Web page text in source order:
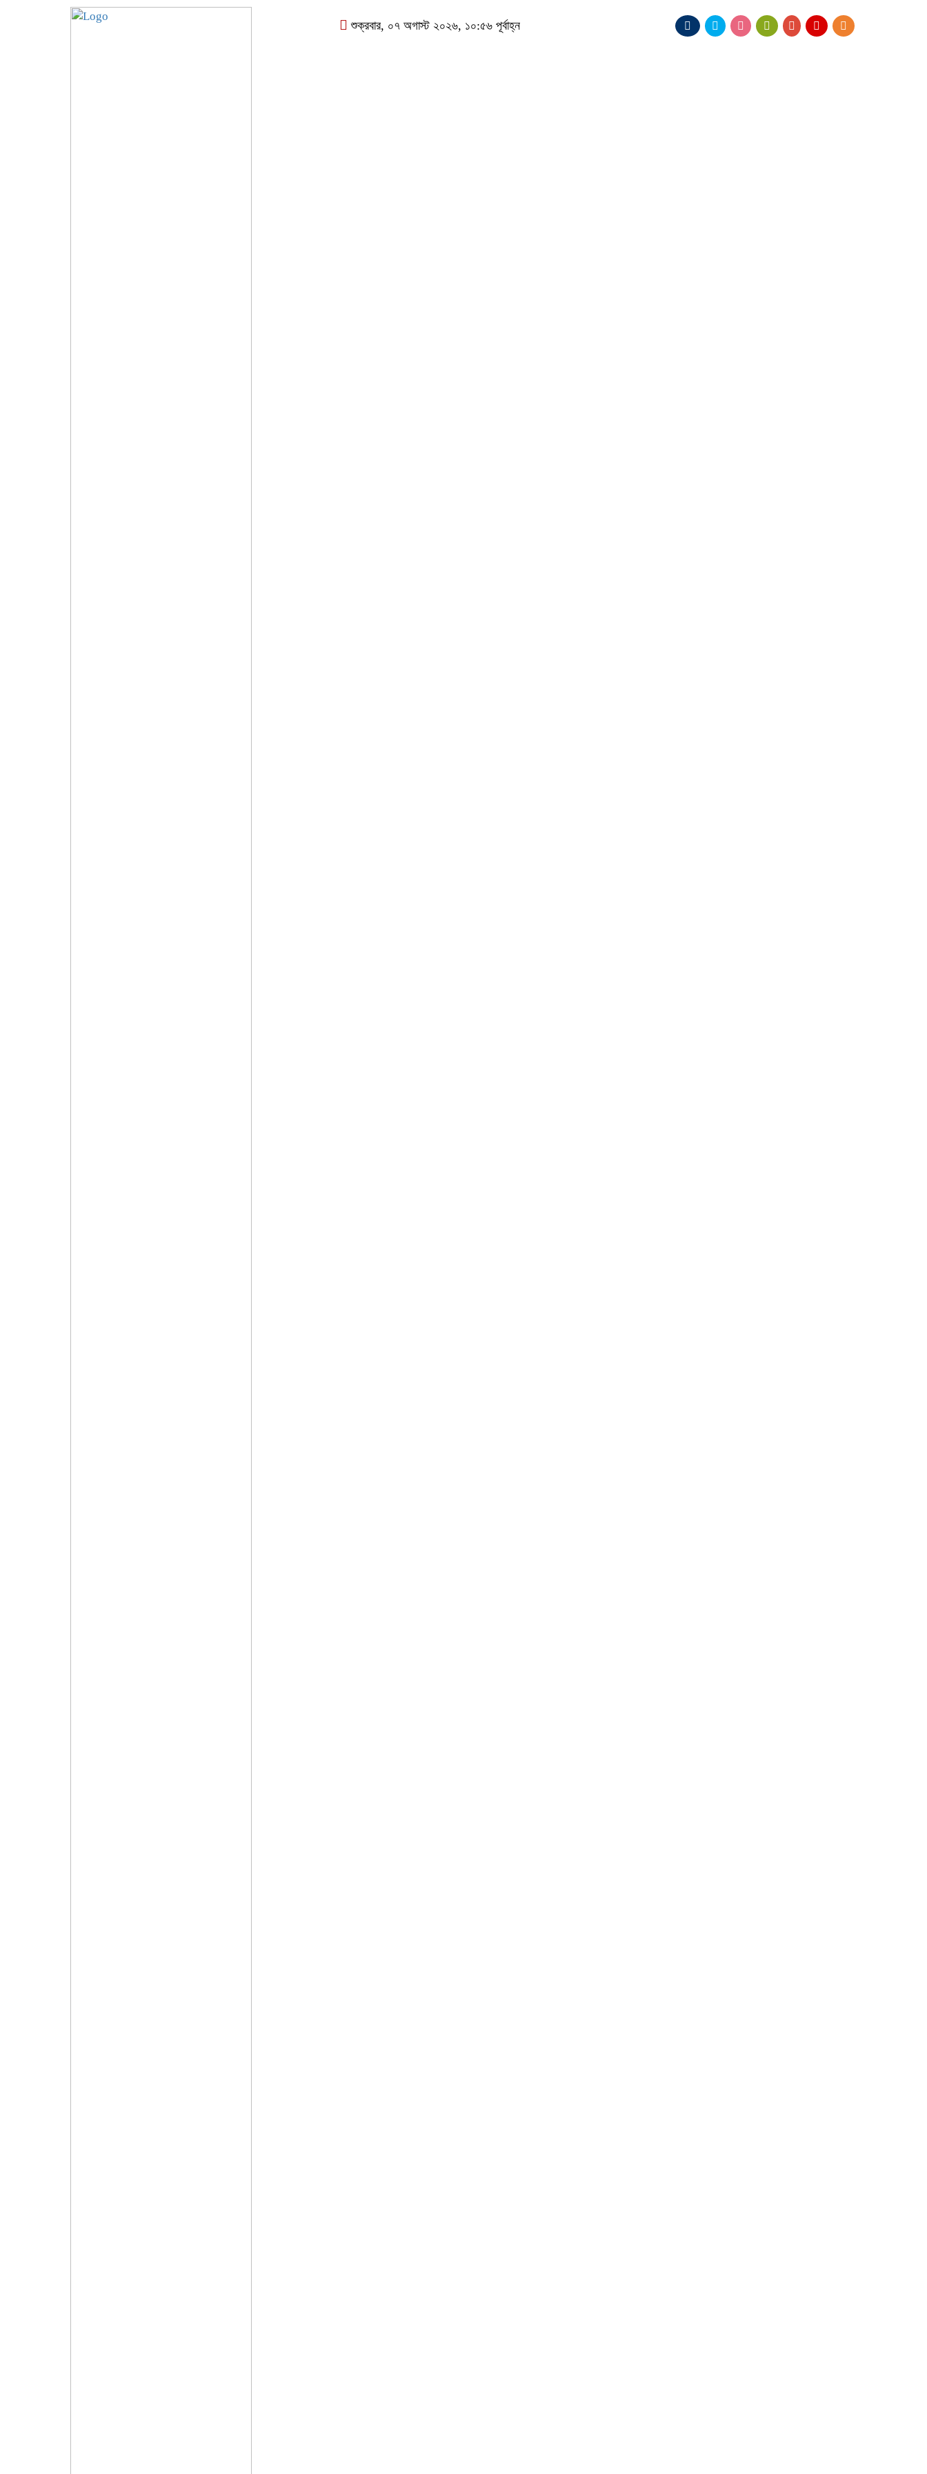
শুক্রবার, ০৭ অগাস্ট ২০২৬, ১০:৫৬ পূর্বাহ্ন